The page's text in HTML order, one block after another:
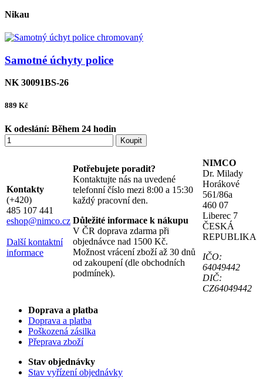
Nikau
Samotné úchyty police
NK 30091BS-26
889 Kč
K odeslání: Během 24 hodin
Koupit
Kontakty
(+420)
485 107 441
eshop@nimco.cz
Další kontaktní
informace
Potřebujete poradit?
Kontaktujte nás na uvedené
telefonní číslo mezi 8:00 a 15:30
každý pracovní den.
Důležité informace k nákupu
V ČR doprava zdarma při
objednávce nad 1500 Kč.
Možnost vrácení zboží až 30 dnů
od zakoupení (dle obchodních
podmínek).
NIMCO
Dr. Milady
Horákové
561/86a
460 07
Liberec 7
ČESKÁ
REPUBLIKA
IČO:
64049442
DIČ:
CZ64049442
Doprava a platba
Doprava a platba
Poškozená zásilka
Přeprava zboží
Stav objednávky
Stav vyřízení objednávky